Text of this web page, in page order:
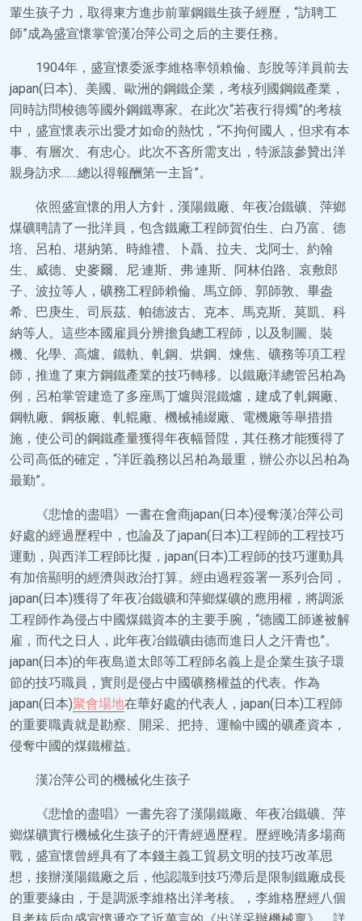
輩生孩子力，取得東方進步前輩鋼鐵生孩子經歷，“訪聘工
師”成為盛宣懷掌管漢冶萍公司之后的主要任務。
1904年，盛宣懷委派李維格率領賴倫、彭脫等洋員前去
japan(日本)、美國、歐洲的鋼鐵企業，考核列國鋼鐵產業，
同時訪問梭德等國外鋼鐵專家。在此次“若夜行得燭”的考核
中，盛宣懷表示出愛才如命的熱忱，“不拘何國人，但求有本
事、有層次、有忠心。此次不吝所需支出，特派該參贊出洋
親身訪求……總以得報酬第一主旨”。
依照盛宣懷的用人方針，漢陽鐵廠、年夜冶鐵礦、萍鄉
煤礦聘請了一批洋員，包含鐵廠工程師賀伯生、白乃富、德
培、呂柏、堪納第、時維禮、卜聶、拉夫、戈阿士、約翰
生、威德、史麥爾、尼·連斯、弗·連斯、阿林伯路、哀敷郎
子、波拉等人，礦務工程師賴倫、馬立師、郭師敦、畢盎
希、巴庚生、司辰茲、帕德波古、克本、馬克斯、莫凱、科
納等人。這些本國雇員分辨擔負總工程師，以及制圖、裝
機、化學、高爐、鐵軌、軋鋼、烘鋼、煉焦、礦務等項工程
師，推進了東方鋼鐵產業的技巧轉移。以鐵廠洋總管呂柏為
例，呂柏掌管建造了多座馬丁爐與混鐵爐，建成了軋鋼廠、
鋼軌廠、鋼板廠、軋輥廠、機械補綴廠、電機廠等舉措措
施，使公司的鋼鐵產量獲得年夜幅晉陞，其任務才能獲得了
公司高低的確定，“洋匠義務以呂柏為最重，辦公亦以呂柏為
最勤”。
《悲愴的盡唱》一書在會商japan(日本)侵奪漢冶萍公司
好處的經過歷程中，也論及了japan(日本)工程師的工程技巧
運動，與西洋工程師比擬，japan(日本)工程師的技巧運動具
有加倍顯明的經濟與政治打算。經由過程簽署一系列合同，
japan(日本)獲得了年夜冶鐵礦和萍鄉煤礦的應用權，將調派
工程師作為侵占中國煤鐵資本的主要手腕，“德國工師遂被解
雇，而代之日人，此年夜冶鐵礦由德而進日人之汗青也”。
japan(日本)的年夜島道太郎等工程師名義上是企業生孩子環
節的技巧職員，實則是侵占中國礦務權益的代表。作為
japan(日本)聚會場地在華好處的代表人，japan(日本)工程師
的重要職責就是勘察、開采、把持、運輸中國的礦產資本，
侵奪中國的煤鐵權益。
漢冶萍公司的機械化生孩子
《悲愴的盡唱》一書先容了漢陽鐵廠、年夜冶鐵礦、萍
鄉煤礦實行機械化生孩子的汗青經過歷程。歷經晚清多場商
戰，盛宣懷曾經具有了本錢主義工貿易文明的技巧改革思
想，接辦漢陽鐵廠之后，他認識到技巧滯后是限制鐵廠成長
的重要緣由，于是調派李維格出洋考核。，李維格歷經八個